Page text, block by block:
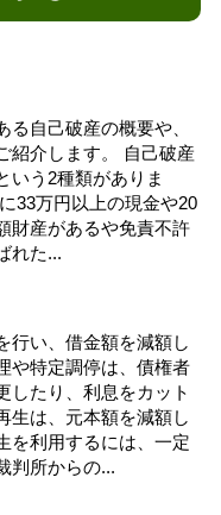
る自己破産の概要や、
紹介します。 自己破産
いう2種類がありま
33万円以上の現金や20
財産があるや免責不許
れた...
行い、借金額を減額し
や特定調停は、債権者
したり、利息をカット
生は、元本額を減額し
を利用するには、一定
判所からの...